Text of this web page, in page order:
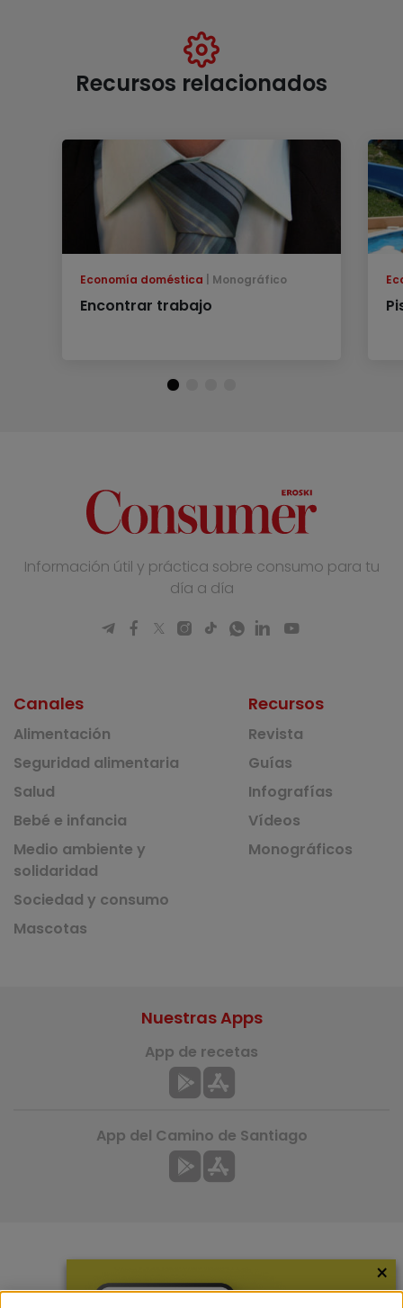
Recursos relacionados
Economía doméstica Monográfico
Encontrar trabajo
Información útil y práctica sobre consumo para tu
día a día
Canales
Alimentación
Seguridad alimentaria
Salud
Bebé e infancia
Medio ambiente y
solidaridad
Sociedad y consumo
Mascotas
Recursos
Revista
Guías
Infografías
Vídeos
Monográficos
Nuestras Apps
App de recetas
App del Camino de Santiago
×